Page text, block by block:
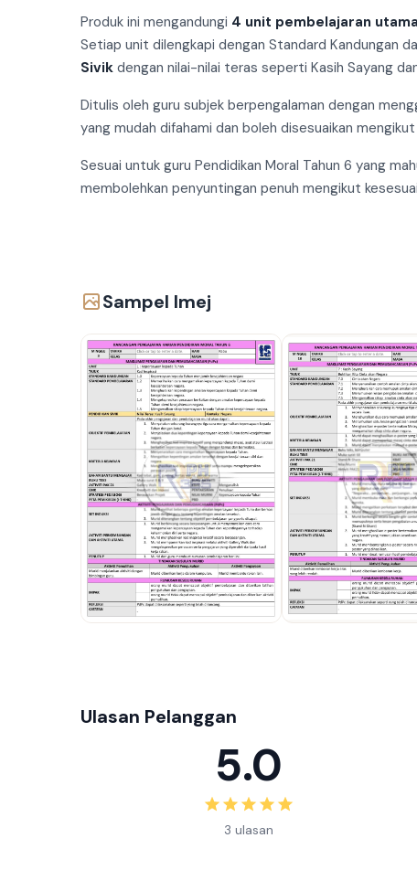
Produk ini mengandungi 4 unit pembelajaran utama
Setiap unit dilengkapi dengan Standard Kandungan
Sivik dengan nilai-nilai teras seperti Kasih Sayang
Ditulis oleh guru subjek berpengalaman dengan
yang mudah difahami dan boleh disesuaikan
Sesuai untuk guru Pendidikan Moral Tahun 6 yang
membolehkan penyuntingan penuh mengikut
Sampel Imej
Ulasan Pelanggan
5.0
3 ulasan